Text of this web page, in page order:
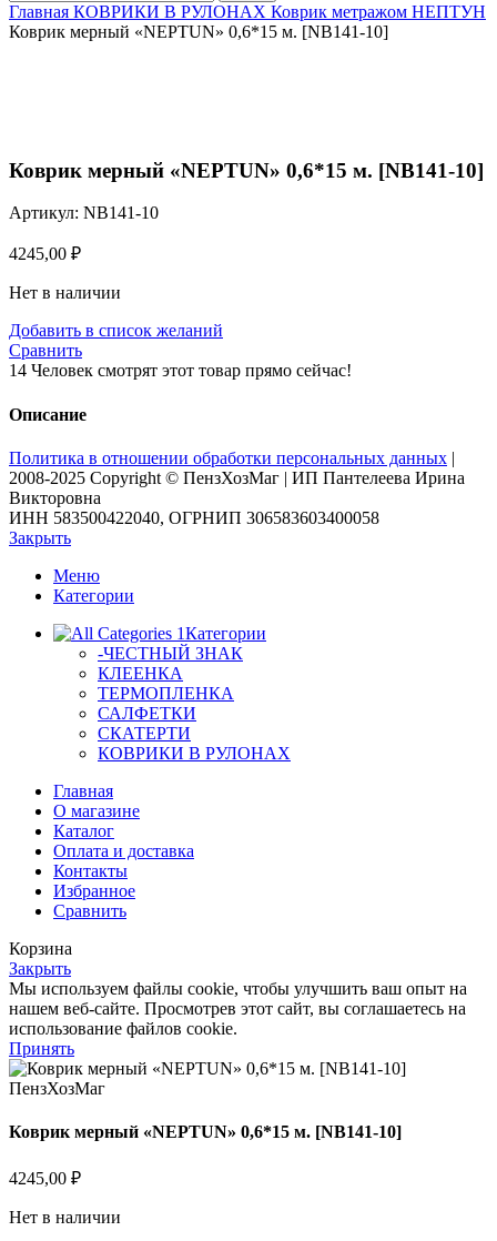
Главная КОВРИКИ В РУЛОНАХ Коврик метражом НЕПТУН
Коврик мерный «NEPTUN» 0,6*15 м. [NB141-10]
Коврик мерный «NEPTUN» 0,6*15 м. [NB141-10]
Артикул: NB141-10
4245,00 ₽
Нет в наличии
Добавить в список желаний
Сравнить
14 Человек смотрят этот товар прямо сейчас!
Описание
Политика в отношении обработки персональных данных |
2008-2025 Copyright © ПензХозМаг | ИП Пантелеева Ирина
Викторовна
ИНН 583500422040, ОГРНИП 306583603400058
Закрыть
Меню
Категории
Категории
-ЧЕСТНЫЙ ЗНАК
КЛЕЕНКА
ТЕРМОПЛЕНКА
САЛФЕТКИ
СКАТЕРТИ
КОВРИКИ В РУЛОНАХ
Главная
О магазине
Каталог
Оплата и доставка
Контакты
Избранное
Сравнить
Корзина
Закрыть
Мы используем файлы cookie, чтобы улучшить ваш опыт на
нашем веб-сайте. Просмотрев этот сайт, вы соглашаетесь на
использование файлов cookie.
Принять
Коврик мерный «NEPTUN» 0,6*15 м. [NB141-10]
4245,00 ₽
Нет в наличии